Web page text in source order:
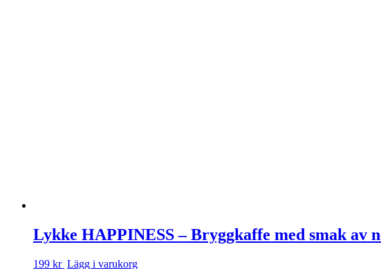
Lykke HAPPINESS – Bryggkaffe med smak av
199 kr Lägg i varukorg